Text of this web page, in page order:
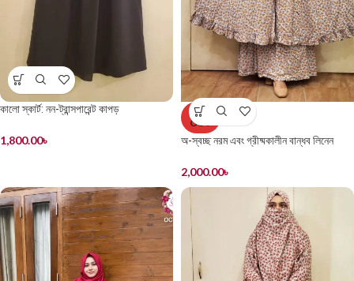
কালো স্কার্ট: নন-ট্রান্সপারেন্ট কাপড়
1,800.00৳
SOLD
OUT
অ-স্বচ্ছ নরম এবং গ্রীষ্মকালীন বান্ধব লিনেন
2,000.00৳